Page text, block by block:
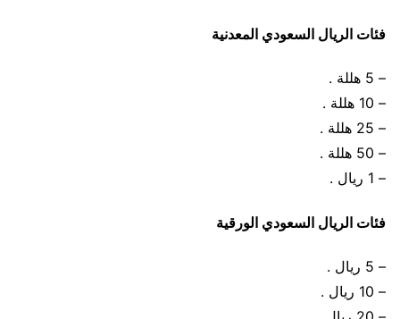
فئات الريال السعودي المعدنية
– 5 هللة .
– 10 هللة .
– 25 هللة .
– 50 هللة .
– 1 ريال .
فئات الريال السعودي الورقية
– 5 ريال .
– 10 ريال .